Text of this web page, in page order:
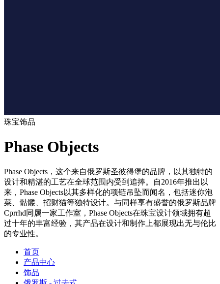
珠宝饰品
Phase Objects
Phase Objects，这个来自俄罗斯圣彼得堡的品牌，以其独特的
设计和精湛的工艺在全球范围内受到追捧。自2016年推出以
来，Phase Objects以其多样化的项链吊坠而闻名，包括迷你泡
菜、骷髅、招财猫等独特设计。与同样享有盛誉的俄罗斯品牌
Cprrhd同属一家工作室，Phase Objects在珠宝设计领域拥有超
过十年的丰富经验，其产品在设计和制作上都展现出无与伦比
的专业性。
首页
产品中心
饰品